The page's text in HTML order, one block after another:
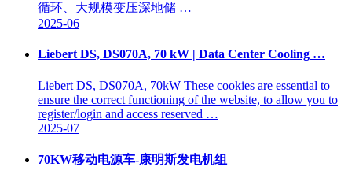
循环、大规模变压深地储 …
2025-06
Liebert DS, DS070A, 70 kW | Data Center Cooling …
Liebert DS, DS070A, 70kW These cookies are essential to
ensure the correct functioning of the website, to allow you to
register/login and access reserved …
2025-07
70KW移动电源车-康明斯发电机组